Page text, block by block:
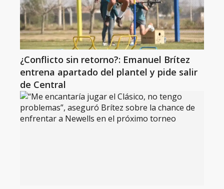
¿Conflicto sin retorno?: Emanuel Brítez
entrena apartado del plantel y pide salir
de Central